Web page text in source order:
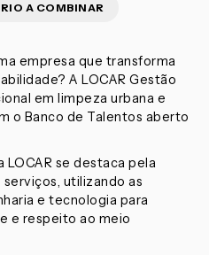
A COMBINAR
empresa que transforma
A LOCAR Gestão
em limpeza urbana e
o Banco de Talentos aberto
se destaca pela
utilizando as
e tecnologia para
e respeito ao meio